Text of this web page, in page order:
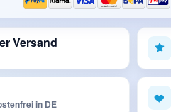
Versand
in DE